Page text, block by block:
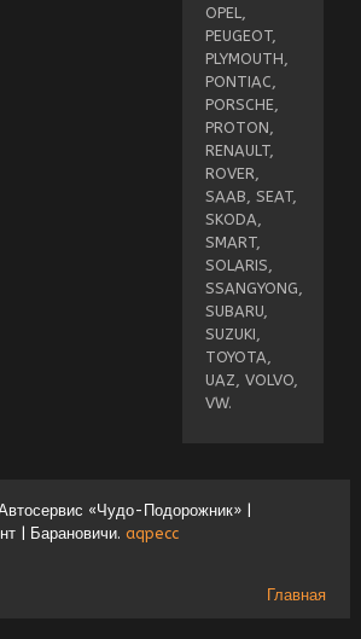
OPEL,
PEUGEOT,
PLYMOUTH,
PONTIAC,
PORSCHE,
PROTON,
RENAULT,
ROVER,
SAAB, SEAT,
SKODA,
SMART,
SOLARIS,
SSANGYONG,
SUBARU,
SUZUKI,
TOYOTA,
UAZ, VOLVO,
VW.
«Чудо-Подорожник» |
| Барановичи. aqpecc
Главная